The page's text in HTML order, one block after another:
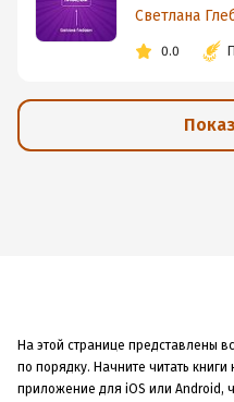
Светлана
0.0
На этой странице представлены
по порядку. Начните читать
приложение для iOS или Android,